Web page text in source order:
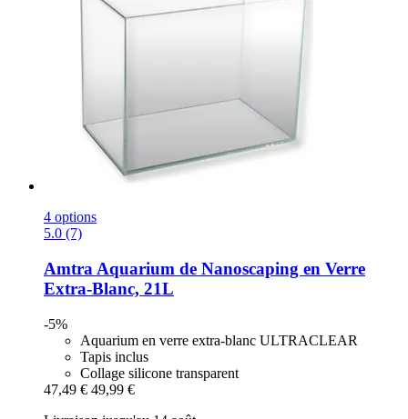
4 options
5.0 (7)
Amtra Aquarium de Nanoscaping en Verre
Extra-​Blanc, 21L
-5%
Aquarium en verre extra-blanc ULTRACLEAR
Tapis inclus
Collage silicone transparent
47,49 € 49,99 €